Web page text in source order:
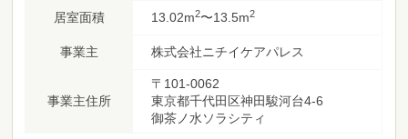
居室面積 13.02m2〜13.5m2
事業主 株式会社ニチイケアパレス
事業主住所
〒101-0062
東京都千代田区神田駿河台4-6
御茶ノ水ソラシティ